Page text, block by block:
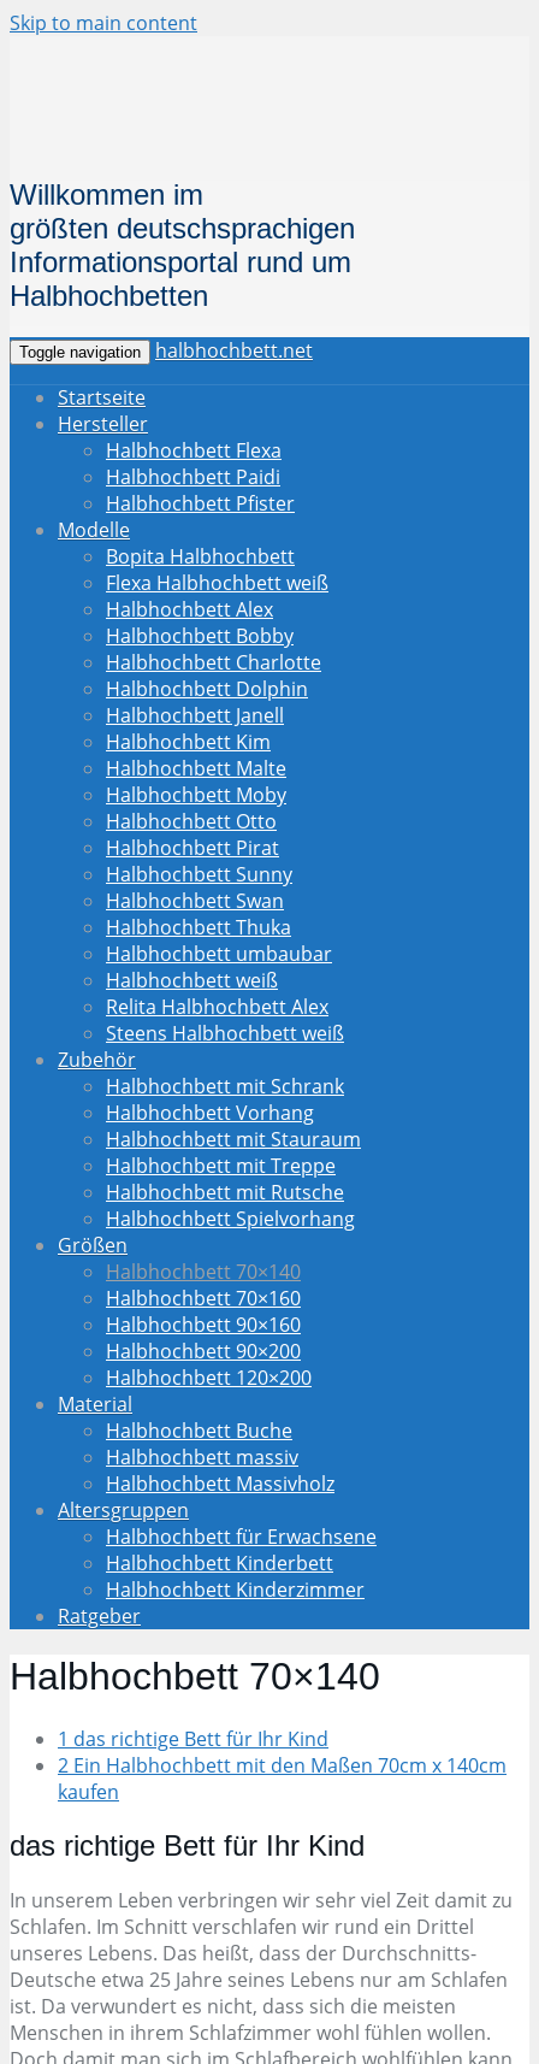
Skip to main content
Willkommen im
größten deutschsprachigen
Informationsportal rund um
Halbhochbetten
Toggle navigation
halbhochbett.net
Startseite
Hersteller
Halbhochbett Flexa
Halbhochbett Paidi
Halbhochbett Pfister
Modelle
Bopita Halbhochbett
Flexa Halbhochbett weiß
Halbhochbett Alex
Halbhochbett Bobby
Halbhochbett Charlotte
Halbhochbett Dolphin
Halbhochbett Janell
Halbhochbett Kim
Halbhochbett Malte
Halbhochbett Moby
Halbhochbett Otto
Halbhochbett Pirat
Halbhochbett Sunny
Halbhochbett Swan
Halbhochbett Thuka
Halbhochbett umbaubar
Halbhochbett weiß
Relita Halbhochbett Alex
Steens Halbhochbett weiß
Zubehör
Halbhochbett mit Schrank
Halbhochbett Vorhang
Halbhochbett mit Stauraum
Halbhochbett mit Treppe
Halbhochbett mit Rutsche
Halbhochbett Spielvorhang
Größen
Halbhochbett 70×140
Halbhochbett 70×160
Halbhochbett 90×160
Halbhochbett 90×200
Halbhochbett 120×200
Material
Halbhochbett Buche
Halbhochbett massiv
Halbhochbett Massivholz
Altersgruppen
Halbhochbett für Erwachsene
Halbhochbett Kinderbett
Halbhochbett Kinderzimmer
Ratgeber
Halbhochbett 70×140
1 das richtige Bett für Ihr Kind
2 Ein Halbhochbett mit den Maßen 70cm x 140cm
kaufen
das richtige Bett für Ihr Kind
In unserem Leben verbringen wir sehr viel Zeit damit zu
Schlafen. Im Schnitt verschlafen wir rund ein Drittel
unseres Lebens. Das heißt, dass der Durchschnitts-
Deutsche etwa 25 Jahre seines Lebens nur am Schlafen
ist. Da verwundert es nicht, dass sich die meisten
Menschen in ihrem Schlafzimmer wohl fühlen wollen.
Doch damit man sich im Schlafbereich wohlfühlen kann